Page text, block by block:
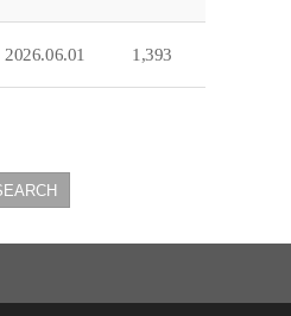
2026.06.01 1,393